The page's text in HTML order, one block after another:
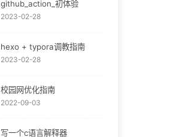
github_action_初体验
2023-02-28
hexo + typora调教指南
2023-02-28
校园网优化指南
2022-09-03
写一个c语言解释器